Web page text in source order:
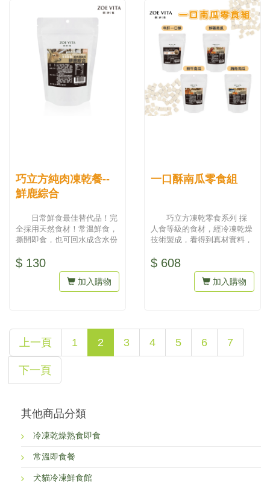
巧立方純肉凍乾餐--
鮮鹿綜合
日常鮮食最佳替代品！完
全採用天然食材！常溫鮮食，
撕開即食，也可回水成含水份
$ 130
加入購物
一口酥南瓜零食組
巧立方凍乾零食系列 採
人食等級的食材，經冷凍乾燥
技術製成，看得到真材實料，
素，吃...
$ 608
加入購物
上一頁 1 2 3 4 5 6 7
下一頁
其他商品分類
冷凍乾燥熟食即食
常溫即食餐
犬貓冷凍鮮食館